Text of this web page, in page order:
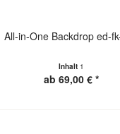
All-in-One Backdrop ed-
Inhalt 1
ab 69,00 € *